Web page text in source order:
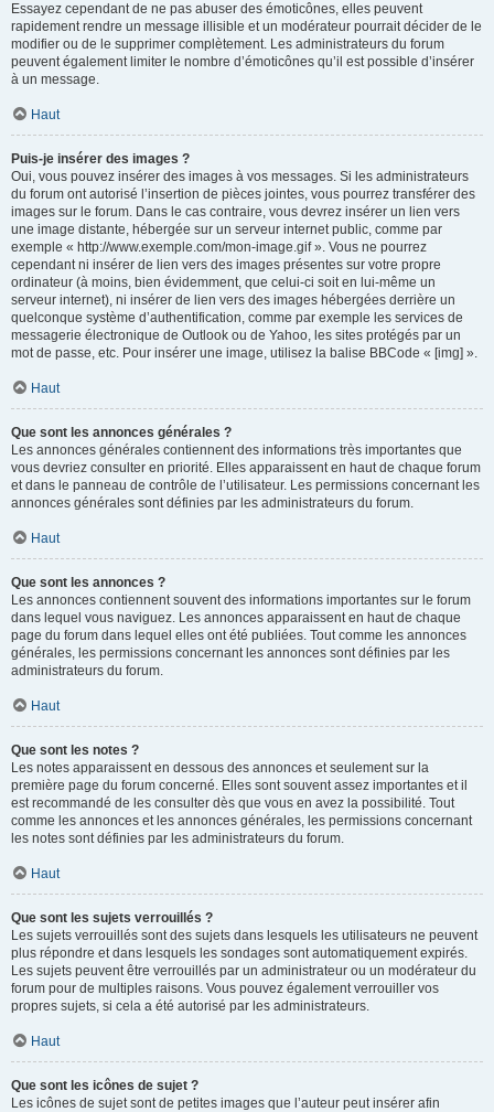
Essayez cependant de ne pas abuser des émoticônes, elles peuvent
rapidement rendre un message illisible et un modérateur pourrait décider de le
modifier ou de le supprimer complètement. Les administrateurs du forum
peuvent également limiter le nombre d’émoticônes qu’il est possible d’insérer
à un message.
Haut
Puis-je insérer des images ?
Oui, vous pouvez insérer des images à vos messages. Si les administrateurs
du forum ont autorisé l’insertion de pièces jointes, vous pourrez transférer des
images sur le forum. Dans le cas contraire, vous devrez insérer un lien vers
une image distante, hébergée sur un serveur internet public, comme par
exemple « http://www.exemple.com/mon-image.gif ». Vous ne pourrez
cependant ni insérer de lien vers des images présentes sur votre propre
ordinateur (à moins, bien évidemment, que celui-ci soit en lui-même un
serveur internet), ni insérer de lien vers des images hébergées derrière un
quelconque système d’authentification, comme par exemple les services de
messagerie électronique de Outlook ou de Yahoo, les sites protégés par un
mot de passe, etc. Pour insérer une image, utilisez la balise BBCode « [img] ».
Haut
Que sont les annonces générales ?
Les annonces générales contiennent des informations très importantes que
vous devriez consulter en priorité. Elles apparaissent en haut de chaque forum
et dans le panneau de contrôle de l’utilisateur. Les permissions concernant les
annonces générales sont définies par les administrateurs du forum.
Haut
Que sont les annonces ?
Les annonces contiennent souvent des informations importantes sur le forum
dans lequel vous naviguez. Les annonces apparaissent en haut de chaque
page du forum dans lequel elles ont été publiées. Tout comme les annonces
générales, les permissions concernant les annonces sont définies par les
administrateurs du forum.
Haut
Que sont les notes ?
Les notes apparaissent en dessous des annonces et seulement sur la
première page du forum concerné. Elles sont souvent assez importantes et il
est recommandé de les consulter dès que vous en avez la possibilité. Tout
comme les annonces et les annonces générales, les permissions concernant
les notes sont définies par les administrateurs du forum.
Haut
Que sont les sujets verrouillés ?
Les sujets verrouillés sont des sujets dans lesquels les utilisateurs ne peuvent
plus répondre et dans lesquels les sondages sont automatiquement expirés.
Les sujets peuvent être verrouillés par un administrateur ou un modérateur du
forum pour de multiples raisons. Vous pouvez également verrouiller vos
propres sujets, si cela a été autorisé par les administrateurs.
Haut
Que sont les icônes de sujet ?
Les icônes de sujet sont de petites images que l’auteur peut insérer afin